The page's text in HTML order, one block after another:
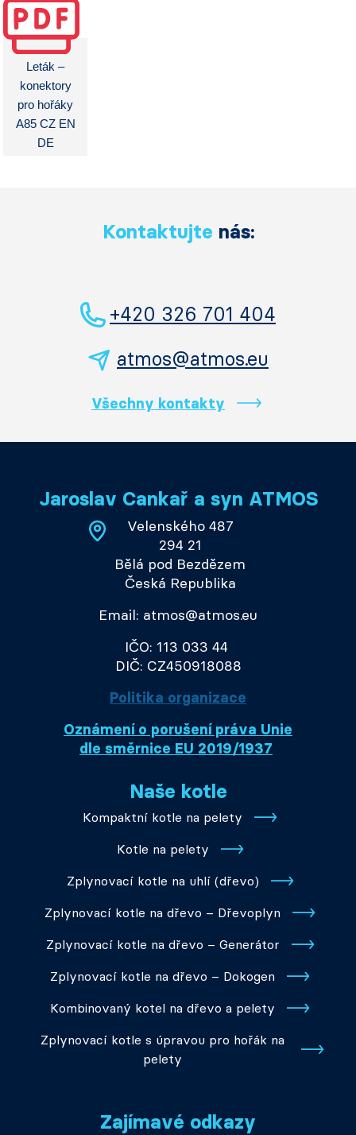
Leták –
konektory
pro hořáky
A85 CZ EN
DE
Kontaktujte nás:
+420 326 701 404
atmos@atmos.eu
Všechny kontakty
Jaroslav Cankař a syn ATMOS
Velenského 487
294 21
Bělá pod Bezdězem
Česká Republika
Email: atmos@atmos.eu
IČO: 113 033 44
DIČ: CZ450918088
Politika organizace
Oznámení o porušení práva Unie
dle směrnice EU 2019/1937
Naše kotle
Kompaktní kotle na pelety
Kotle na pelety
Zplynovací kotle na uhlí (dřevo)
Zplynovací kotle na dřevo – Dřevoplyn
Zplynovací kotle na dřevo – Generátor
Zplynovací kotle na dřevo – Dokogen
Kombinovaný kotel na dřevo a pelety
Zplynovací kotle s úpravou pro hořák na
pelety
Zajímavé odkazy